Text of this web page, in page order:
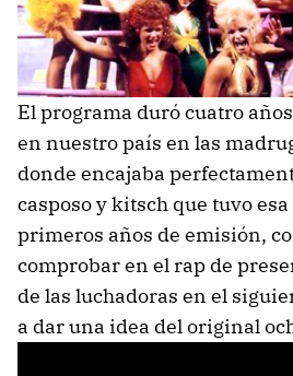
El programa duró cuatro
en nuestro país en las
donde encajaba
casposo y kitsch que tuvo
primeros años de emisión,
comprobar en el rap de
de las luchadoras en el
a dar una idea del original